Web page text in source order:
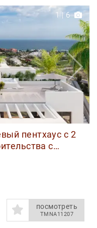
1 | 6
пентхаус с 2
с
Эстепона
посмотреть
TMNA11207